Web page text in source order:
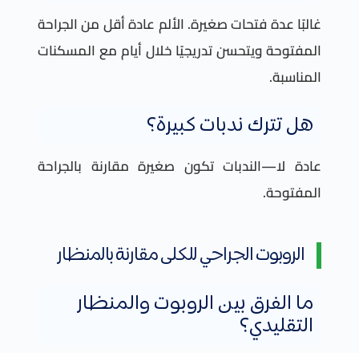
غالبًا عدة فتحات صغيرة. الألم عادة أقل من الجراحة
المفتوحة ويتحسن تدريجيًا خلال أيام مع المسكنات
المناسبة.
هل تترك ندبات كبيرة؟
عادة لا—الندبات تكون صغيرة مقارنة بالجراحة
المفتوحة.
الروبوت الجراحي للكلى مقارنة بالمنظار
ما الفرق بين الروبوت والمنظار
التقليدي؟